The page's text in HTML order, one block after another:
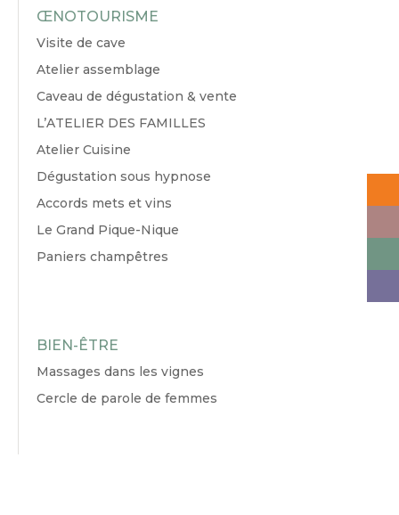
ŒNOTOURISME
Visite de cave
Atelier assemblage
Caveau de dégustation & vente
L’ATELIER DES FAMILLES
Atelier Cuisine
Dégustation sous hypnose
Accords mets et vins
Le Grand Pique-Nique
Paniers champêtres
BIEN-ÊTRE
Massages dans les vignes
Cercle de parole de femmes